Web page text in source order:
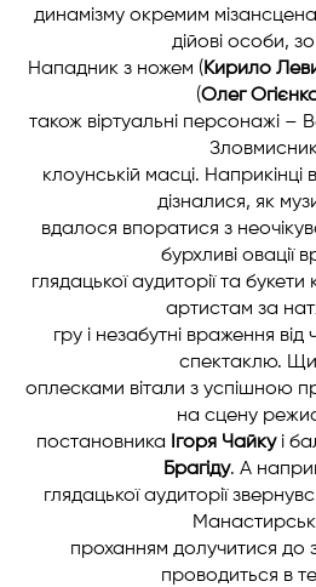
динамізму окремим
дійові особи,
Нападник з ножем ( Кирило
(Олег
також віртуальні персонажі –
клоунській масці. Наприкінці
дізналися, як
вдалося впоратися з
бурхливі овації
глядацької аудиторії та
артистам за
гру і незабутні враження
спектаклю.
оплесками вітали з успішною
на сцену
постановника
Ігоря Чайкуі
Брагіду. А
глядацької аудиторії
проханням долучитися до
проводиться в